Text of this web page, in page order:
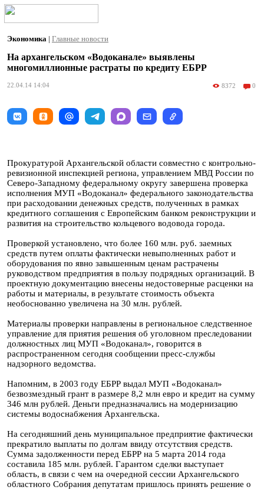
Экономика | Главные новости
На архангельском «Водоканале» выявлены
многомиллионные растраты по кредиту ЕБРР
22.04.14 14:04 8372 0
Прокуратурой Архангельской области совместно с контрольно-
ревизионной инспекцией региона, управлением МВД России по
Северо-Западному федеральному округу завершена проверка
исполнения МУП «Водоканал» федерального законодательства
при расходовании денежных средств, полученных в рамках
кредитного соглашения с Европейским банком реконструкции и
развития на строительство кольцевого водовода города.
Проверкой установлено, что более 160 млн. руб. заемных
средств путем оплаты фактически невыполненных работ и
оборудования по явно завышенным ценам растрачены
руководством предприятия в пользу подрядных организаций. В
проектную документацию внесены недостоверные расценки на
работы и материалы, в результате стоимость объекта
необоснованно увеличена на 30 млн. рублей.
Материалы проверки направлены в региональное следственное
управление для приятия решения об уголовном преследовании
должностных лиц МУП «Водоканал», говорится в
распространенном сегодня сообщении пресс-службы
надзорного ведомства.
Напомним, в 2003 году ЕБРР выдал МУП «Водоканал»
безвозмездный грант в размере 8,2 млн евро и кредит на сумму
346 млн рублей. Деньги предназначались на модернизацию
системы водоснабжения Архангельска.
На сегодняшний день муниципальное предприятие фактически
прекратило выплаты по долгам ввиду отсутствия средств.
Сумма задолженности перед ЕБРР на 5 марта 2014 года
составила 185 млн. рублей. Гарантом сделки выступает
область, в связи с чем на очередной сессии Архангельского
областного Собрания депутатам пришлось принять решение о